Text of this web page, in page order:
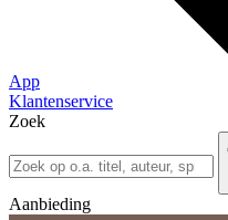
App
Klantenservice
Zoek
Aanbieding